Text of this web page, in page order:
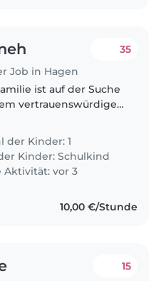
Job in Hagen
35
ist auf der Suche
vertrauenswürdigen
die sich um unsere
Grundschulalter
kann. Sie ist sehr
der Kinder: 1
Kinder:Schulkind
Aktivität: vor 3
10,00 €/Stunde
15